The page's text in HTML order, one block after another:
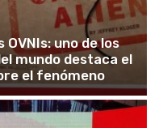
OVNIs: uno de los
mundo destaca el
el fenómeno